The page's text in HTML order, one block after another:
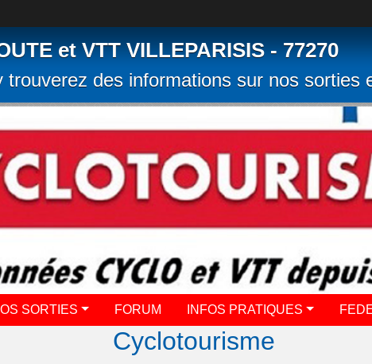
et VTT VILLEPARISIS - 77270
des informations sur nos sorties
SORTIES FORUM INFOS PRATIQUES
Cyclotourisme